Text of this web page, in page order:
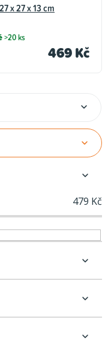
x 27 x 13 cm
>20 ks
469 Kč
479 Kč